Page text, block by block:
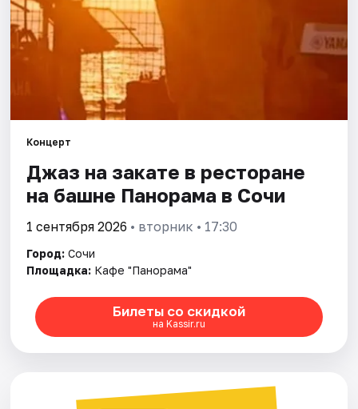
Концерт
Джаз на закате в ресторане
на башне Панорама в Сочи
1 сентября 2026 • вторник • 17:30
Город: Сочи
Площадка: Кафе "Панорама"
Билеты со скидкой
на Kassir.ru